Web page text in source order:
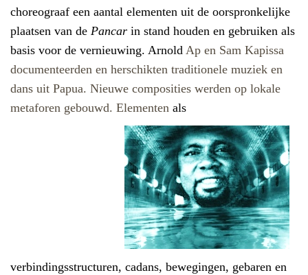
choreograaf een aantal elementen uit de oorspronkelijke
plaatsen van de Pancar in stand houden en gebruiken als
basis voor de vernieuwing. Arnold Ap en Sam Kapissa
documenteerden en herschikten traditionele muziek en
dans uit Papua. Nieuwe composities werden op lokale
metaforen gebouwd. Elementen als
verbindingsstructuren, cadans, bewegingen, gebaren en